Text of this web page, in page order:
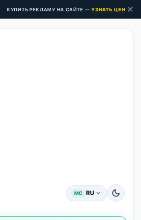
КУПИТЬ РЕКЛАМУ НА САЙТЕ —УЗНАТЬ ЦЕНЫ ✕
MC RU